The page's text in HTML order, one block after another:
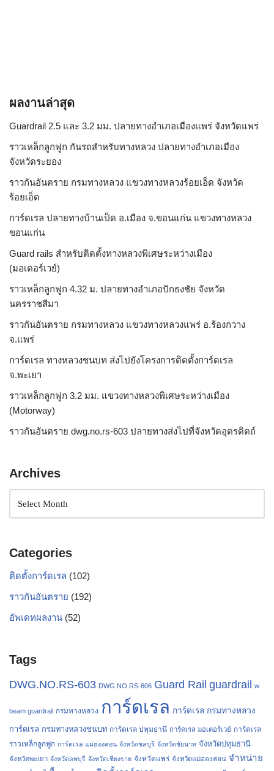
ผลงานล่าสุด
Guardrail 2.5 และ 3.2 มม. ปลายทางอำเภอเมืองแพร่ จังหวัดแพร่
ราวเหล็กลูกฟูก กันรถสําหรับทางหลวง ปลายทางอำเภอเมือง
จังหวัดระยอง
ราวกันอันตราย กรมทางหลวง แขวงทางหลวงร้อยเอ็ด จังหวัด
ร้อยเอ็ด
การ์ดเรล ปลายทางบ้านเป็ด อ.เมือง จ.ขอนแก่น แขวงทางหลวง
ขอนแก่น
Guard rails สำหรับติดตั้งทางหลวงพิเศษระหว่างเมือง
(มอเตอร์เวย์)
ราวเหล็กลูกฟูก 4.32 ม. ปลายทางอำเภอปักธงชัย จังหวัด
นครราชสีมา
ราวกันอันตราย กรมทางหลวง แขวงทางหลวงแพร่ อ.ร้องกวาง
จ.แพร่
การ์ดเรล ทางหลวงชนบท ส่งไปยังโครงการติดตั้งการ์ดเรล
จ.พะเยา
ราวเหล็กลูกฟูก 3.2 มม. แขวงทางหลวงพิเศษระหว่างเมือง
(Motorway)
ราวกันอันตราย dwg.no.rs-603 ปลายทางส่งไปที่จังหวัดอุตรดิตถ์
Archives
Categories
ติดตั้งการ์ดเรล (102)
ราวกันอันตราย (192)
อัพเดทผลงาน (52)
Tags
DWG.NO.RS-603 DWG.NO.RS-606 Guard Rail guardrail w
beam guardrail กรมทางหลวง การ์ดเรล การ์ดเรล กรมทางหลวง
การ์ดเรล กรมทางหลวงชนบท การ์ดเรล ปทุมธานี การ์ดเรล มอเตอร์เวย์ การ์ดเรล
ราวเหล็กลูกฟูก การ์ดเรล แม่ฮ่องสอน จังหวัดชลบุรี จังหวัดชัยนาท จังหวัดปทุมธานี
จังหวัดพะเยา จังหวัดลพบุรี จังหวัดเชียงราย จังหวัดแพร่ จังหวัดแม่ฮ่องสอน จำหน่าย